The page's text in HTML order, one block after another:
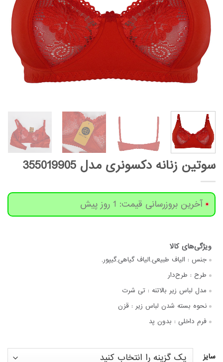
سوتین زنانه دکسونری مدل 355019905
آخرین بروزرسانی قیمت: 1 روز پیش
جنس : الیاف طبیعی,الیاف گیاهی,گیپور,
طرح : طرح‌دار
مدل لباس زیر بالاتنه : تی شرت
نحوه بسته شدن لباس زیر : قزن
فرم داخلی : بدون پد
سایز